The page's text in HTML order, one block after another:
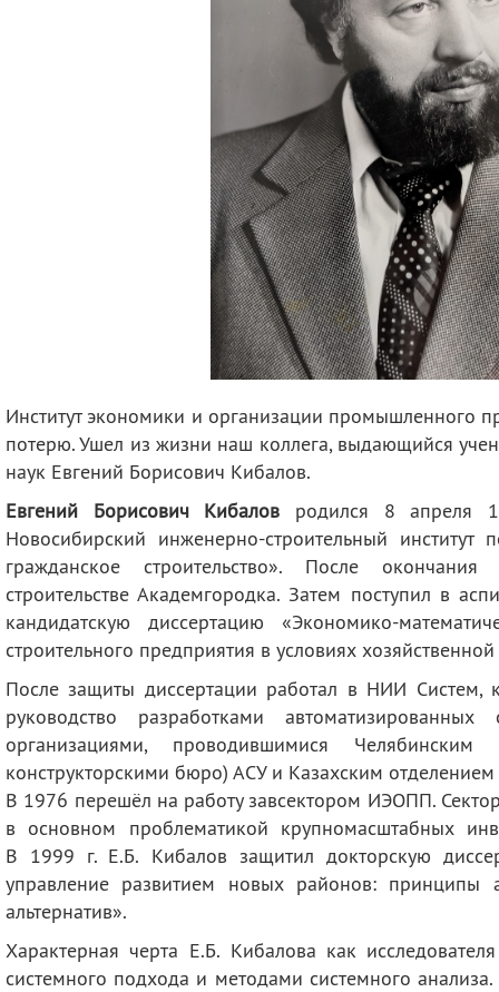
Институт экономики и организации промышленного
потерю. Ушел из жизни наш коллега, выдающийся
наук Евгений Борисович Кибалов.
Евгений Борисович Кибалов родился 8 апреля
Новосибирский инженерно-строительный
гражданское строительство». После
строительстве Академгородка. Затем поступил в
кандидатскую диссертацию «Экономико-
строительного предприятия в условиях
После защиты диссертации работал в НИИ Систем,
руководство разработками
организациями, проводившимися
конструкторскими бюро) АСУ и Казахским
В 1976 перешёл на работу завсектором ИЭОПП.
в основном проблематикой крупномасштабных
В 1999 г. Е.Б. Кибалов защитил докторскую
управление развитием новых районов: принципы
альтернатив».
Характерная черта Е.Б. Кибалова как
системного подхода и методами системного